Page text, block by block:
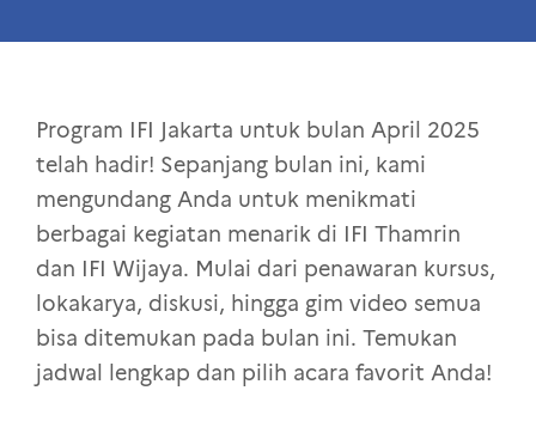
Program IFI Jakarta untuk bulan April 2025
telah hadir! Sepanjang bulan ini, kami
mengundang Anda untuk menikmati
berbagai kegiatan menarik di IFI Thamrin
dan IFI Wijaya. Mulai dari penawaran kursus,
lokakarya, diskusi, hingga gim video semua
bisa ditemukan pada bulan ini. Temukan
jadwal lengkap dan pilih acara favorit Anda!